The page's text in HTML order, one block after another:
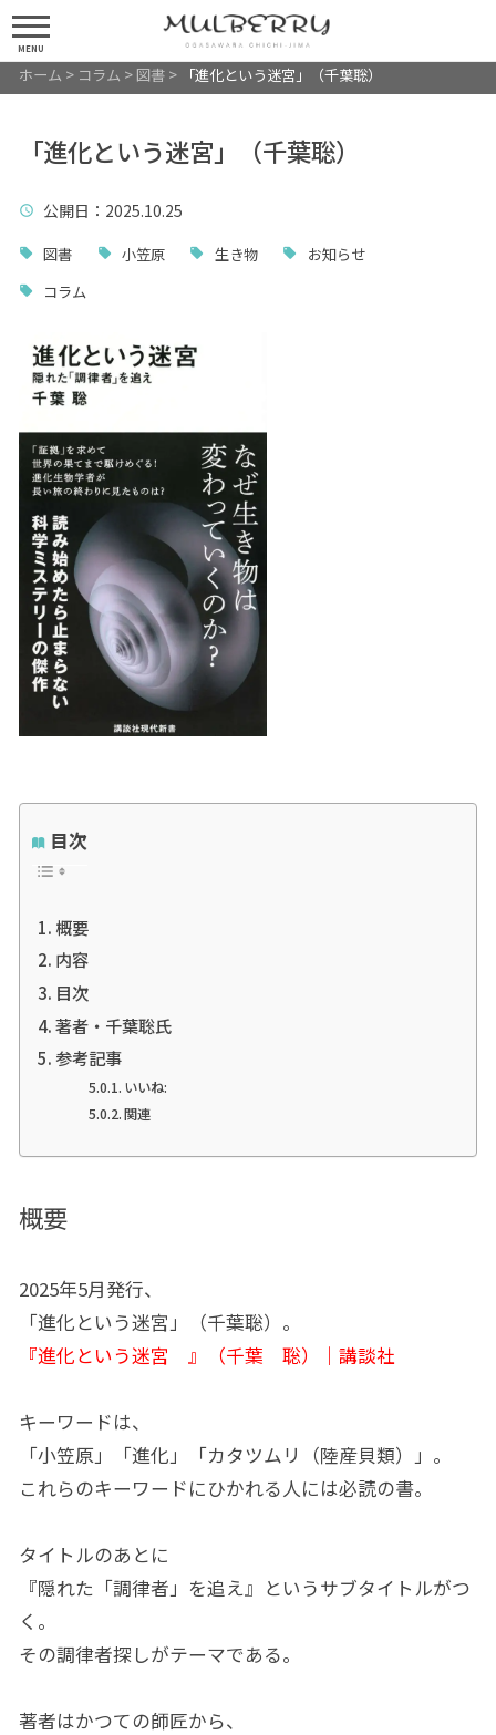
MENU
ホーム > コラム > 図書> 「進化という迷宮」（千葉聡）
「進化という迷宮」（千葉聡）
公開日 ：2025.10.25
図書 小笠原 生き物
お知らせ
コラム
目次
概要
内容
目次
著者・千葉聡氏
参考記事
いいね:
関連
概要
2025年5月発行、
「進化という迷宮」（千葉聡）。
『進化という迷宮 』（千葉 聡）｜講談社
キーワードは、
「小笠原」「進化」「カタツムリ（陸産貝類）」。
これらのキーワードにひかれる人には必読の書。
タイトルのあとに
『隠れた「調律者」を追え』というサブタイトルがつ
く。
その調律者探しがテーマである。
著者はかつての師匠から、